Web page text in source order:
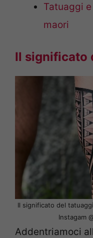
Tatuaggi
maori
Il significato
Il significato del
Instagam
Addentriamoci